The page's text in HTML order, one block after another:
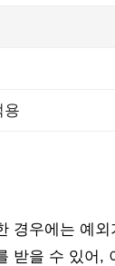
용
경우에는 예
받을 수 있어,